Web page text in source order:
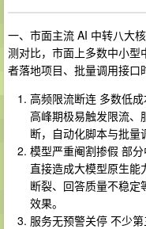
一、市面主流 AI 中转八大
测对比，市面上多数中小型
者落地项目、批量调用接口
高频限流断连 多数低
高峰期极易触发限流、
断，自动化脚本与批量
模型严重阉割掺假 部
直接造成大模型原生能
断裂、回答质量不稳定
效果。
服务无预警关停 不少